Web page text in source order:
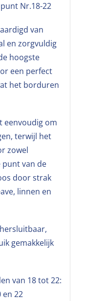
Nr.18-22
van
en zorgvuldig
hoogste
een perfect
het borduren
eenvoudig om
terwijl het
zowel
van de
door strak
linnen en
gemakkelijk
van 18 tot 22:
en 22